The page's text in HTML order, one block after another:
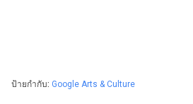
ป้ายกำกับ: Google Arts & Culture